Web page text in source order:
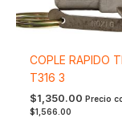
COPLE RAPIDO
T316 3
$1,350.00 Precio
$1,566.00